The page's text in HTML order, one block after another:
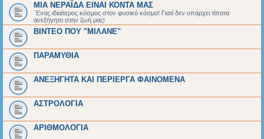
ΜΙΑ ΝΕΡΑΪΔΑ ΕΙΝΑΙ ΚΟΝΤΑ ΜΑΣ
΄Ενας ιδιαίτερος κόσμος στον φυσικό κόσμο! Γιατί δεν υπάρχει τίποτα
ανεξήγητο στην ζωή μας!
ΒΙΝΤΕΟ ΠΟΥ "ΜΙΛΑΝΕ"
ΠΑΡΑΜΥΘΙΑ
ΑΝΕΞΗΓΗΤΑ ΚΑΙ ΠΕΡΙΕΡΓΑ ΦΑΙΝΟΜΕΝΑ
ΑΣΤΡΟΛΟΓΙΑ
ΑΡΙΘΜΟΛΟΓΙΑ